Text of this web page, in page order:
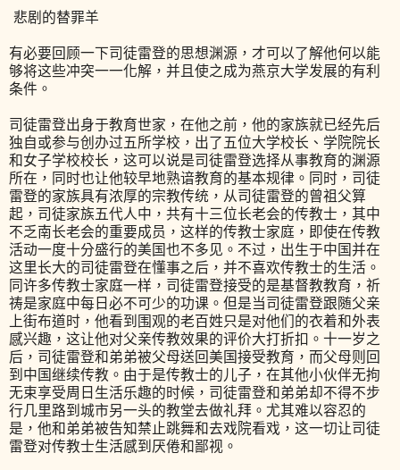
悲剧的替罪羊
有必要回顾一下司徒雷登的思想渊源，才可以了解他何以能
够将这些冲突一一化解，并且使之成为燕京大学发展的有利
条件。
司徒雷登出身于教育世家，在他之前，他的家族就已经先后
独自或参与创办过五所学校，出了五位大学校长、学院院长
和女子学校校长，这可以说是司徒雷登选择从事教育的渊源
所在，同时也让他较早地熟谙教育的基本规律。同时，司徒
雷登的家族具有浓厚的宗教传统，从司徒雷登的曾祖父算
起，司徒家族五代人中，共有十三位长老会的传教士，其中
不乏南长老会的重要成员，这样的传教士家庭，即使在传教
活动一度十分盛行的美国也不多见。不过，出生于中国并在
这里长大的司徒雷登在懂事之后，并不喜欢传教士的生活。
同许多传教士家庭一样，司徒雷登接受的是基督教教育，祈
祷是家庭中每日必不可少的功课。但是当司徒雷登跟随父亲
上街布道时，他看到围观的老百姓只是对他们的衣着和外表
感兴趣，这让他对父亲传教效果的评价大打折扣。十一岁之
后，司徒雷登和弟弟被父母送回美国接受教育，而父母则回
到中国继续传教。由于是传教士的儿子，在其他小伙伴无拘
无束享受周日生活乐趣的时候，司徒雷登和弟弟却不得不步
行几里路到城市另一头的教堂去做礼拜。尤其难以容忍的
是，他和弟弟被告知禁止跳舞和去戏院看戏，这一切让司徒
雷登对传教士生活感到厌倦和鄙视。